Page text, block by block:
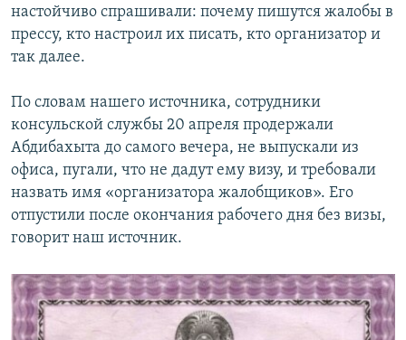
настойчиво спрашивали: почему пишутся жалобы в
прессу, кто настроил их писать, кто организатор и
так далее.
По словам нашего источника, сотрудники
консульской службы 20 апреля продержали
Абдибахыта до самого вечера, не выпускали из
офиса, пугали, что не дадут ему визу, и требовали
назвать имя «организатора жалобщиков». Его
отпустили после окончания рабочего дня без визы,
говорит наш источник.